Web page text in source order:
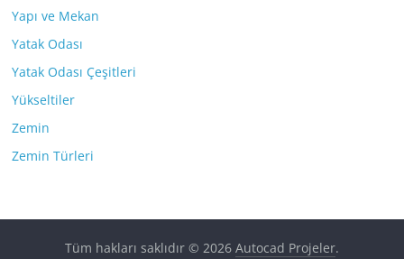
Yapı ve Mekan
Yatak Odası
Yatak Odası Çeşitleri
Yükseltiler
Zemin
Zemin Türleri
Tüm hakları saklıdır © 2026 Autocad Projeler.